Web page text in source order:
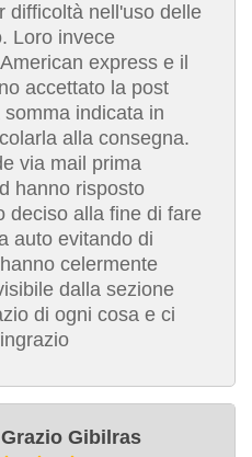
difficoltà nell'uso delle
Loro invece
express e il
accettato la post
indicata in
alla consegna.
via mail prima
hanno risposto
deciso alla fine di fare
auto evitando di
celermente
dalla sezione
di ogni cosa e ci
Grazio Gibilras